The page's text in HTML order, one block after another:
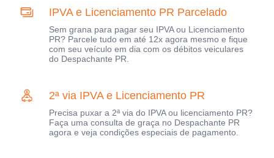
IPVA e Licenciamento PR Parcelado
Sem grana para pagar seu IPVA ou Licenciamento
PR? Parcele tudo em até 12x agora mesmo e fique
com seu veículo em dia com os débitos veiculares
do Despachante PR.
2ª via IPVA e Licenciamento PR
Precisa puxar a 2ª via do IPVA ou licenciamento PR?
Faça uma consulta de graça no Despachante PR
agora e veja condições especiais de pagamento.